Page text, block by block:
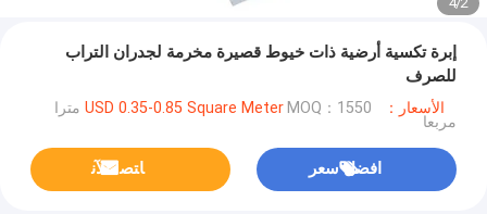
إبرة تكسية أرضية ذات خيوط قصيرة مخرمة لجدران التراب
للصرف
الأسعار：USD 0.35-0.85 Square Meter MOQ：1550 مترا
مربعا
افضل سعر ﺎﺘﺼﻟ ﺍﻶﻧ